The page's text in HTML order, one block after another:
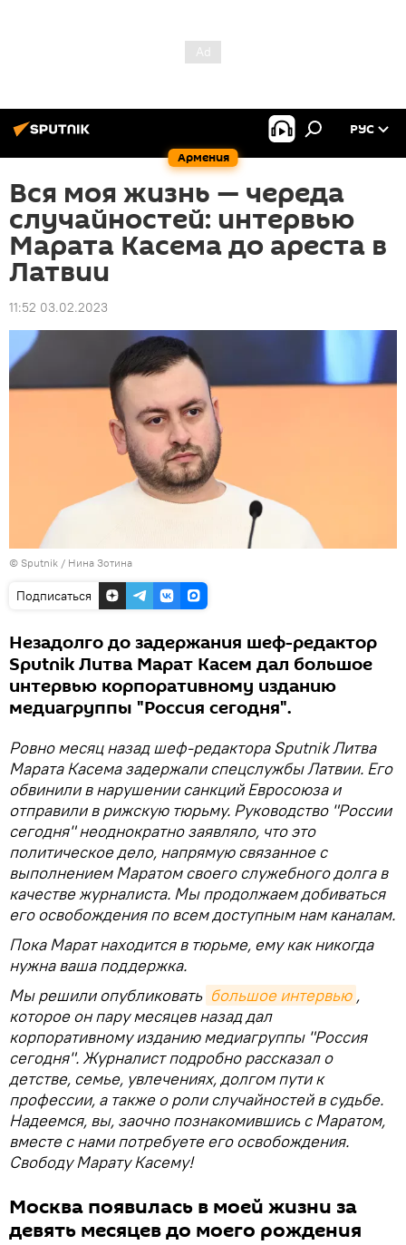
Армения
РУС
Вся моя жизнь — череда
случайностей: интервью
Марата Касема до ареста в
Латвии
11:52 03.02.2023
© Sputnik / Нина Зотина
Подписаться
Незадолго до задержания шеф-редактор
Sputnik Литва Марат Касем дал большое
интервью корпоративному изданию
медиагруппы "Россия сегодня".
Ровно месяц назад шеф-редактора Sputnik Литва
Марата Касема задержали спецслужбы Латвии. Его
обвинили в нарушении санкций Евросоюза и
отправили в рижскую тюрьму. Руководство "России
сегодня" неоднократно заявляло, что это
политическое дело, напрямую связанное с
выполнением Маратом своего служебного долга в
качестве журналиста. Мы продолжаем добиваться
его освобождения по всем доступным нам каналам.
Пока Марат находится в тюрьме, ему как никогда
нужна ваша поддержка.
Мы решили опубликовать большое интервью ,
которое он пару месяцев назад дал
корпоративному изданию медиагруппы "Россия
сегодня". Журналист подробно рассказал о
детстве, семье, увлечениях, долгом пути к
профессии, а также о роли случайностей в судьбе.
Надеемся, вы, заочно познакомившись с Маратом,
вместе с нами потребуете его освобождения.
Свободу Марату Касему!
Москва появилась в моей жизни за
девять месяцев до моего рождения